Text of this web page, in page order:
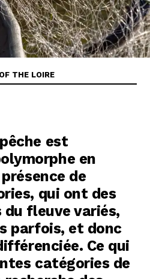
THE LOIRE
est
en
de
qui ont des
du fleuve variés,
parfois, et donc
Ce qui
catégories de
du Val de Loire
délivrées directement